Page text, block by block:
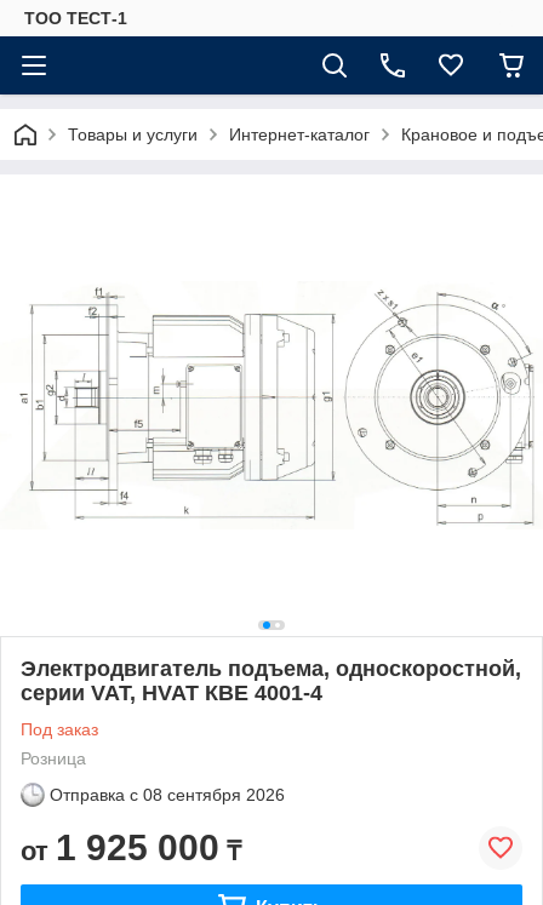
ТОО ТЕСТ-1
Товары и услуги Интернет-каталог Крановое и
Электродвигатель подъема, односкоростной,
серии VAT, HVAT КВЕ 4001-4
Под заказ
Розница
Отправка с 08 сентября 2026
от 1 925 000 ₸